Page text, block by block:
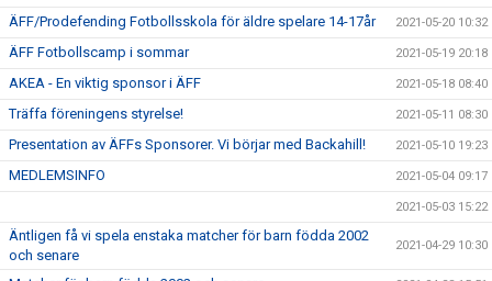
ÄFF/Prodefending Fotbollsskola för äldre spelare 14-17år 2021-05-20 10:32
ÄFF Fotbollscamp i sommar 2021-05-19 20:18
AKEA - En viktig sponsor i ÄFF 2021-05-18 08:40
Träffa föreningens styrelse! 2021-05-11 08:30
Presentation av ÄFFs Sponsorer. Vi börjar med Backahill! 2021-05-10 19:23
MEDLEMSINFO 2021-05-04 09:17
2021-05-03 15:22
Äntligen få vi spela enstaka matcher för barn födda 2002
och senare
2021-04-29 10:30